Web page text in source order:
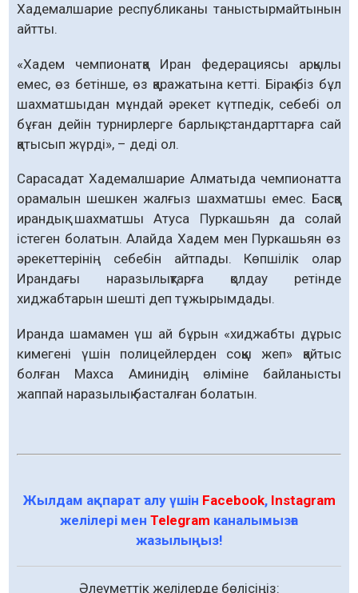
Хадемалшарие республиканы таныстырмайтынын
айтты.
«Хадем чемпионатқа Иран федерациясы арқылы
емес, өз бетінше, өз қаражатына кетті. Бірақ біз бұл
шахматшыдан мұндай әрекет күтпедік, себебі ол
бұған дейін турнирлерге барлық стандарттарға сай
қатысып жүрді», – деді ол.
Сарасадат Хадемалшарие Алматыда чемпионатта
орамалын шешкен жалғыз шахматшы емес. Басқа
ирандық шахматшы Атуса Пуркашьян да солай
істеген болатын. Алайда Хадем мен Пуркашьян өз
әрекеттерінің себебін айтпады. Көпшілік олар
Ирандағы наразылықтарға қолдау ретінде
хиджабтарын шешті деп тұжырымдады.
Иранда шамамен үш ай бұрын «хиджабты дұрыс
кимегені үшін полицейлерден соққы жеп» қайтыс
болған Махса Аминидің өліміне байланысты
жаппай наразылық басталған болатын.
Жылдам ақпарат алу үшін Facebook, Instagram
желілері мен Telegram каналымызға
жазылыңыз!
Әлеуметтік желілерде бөлісіңіз: